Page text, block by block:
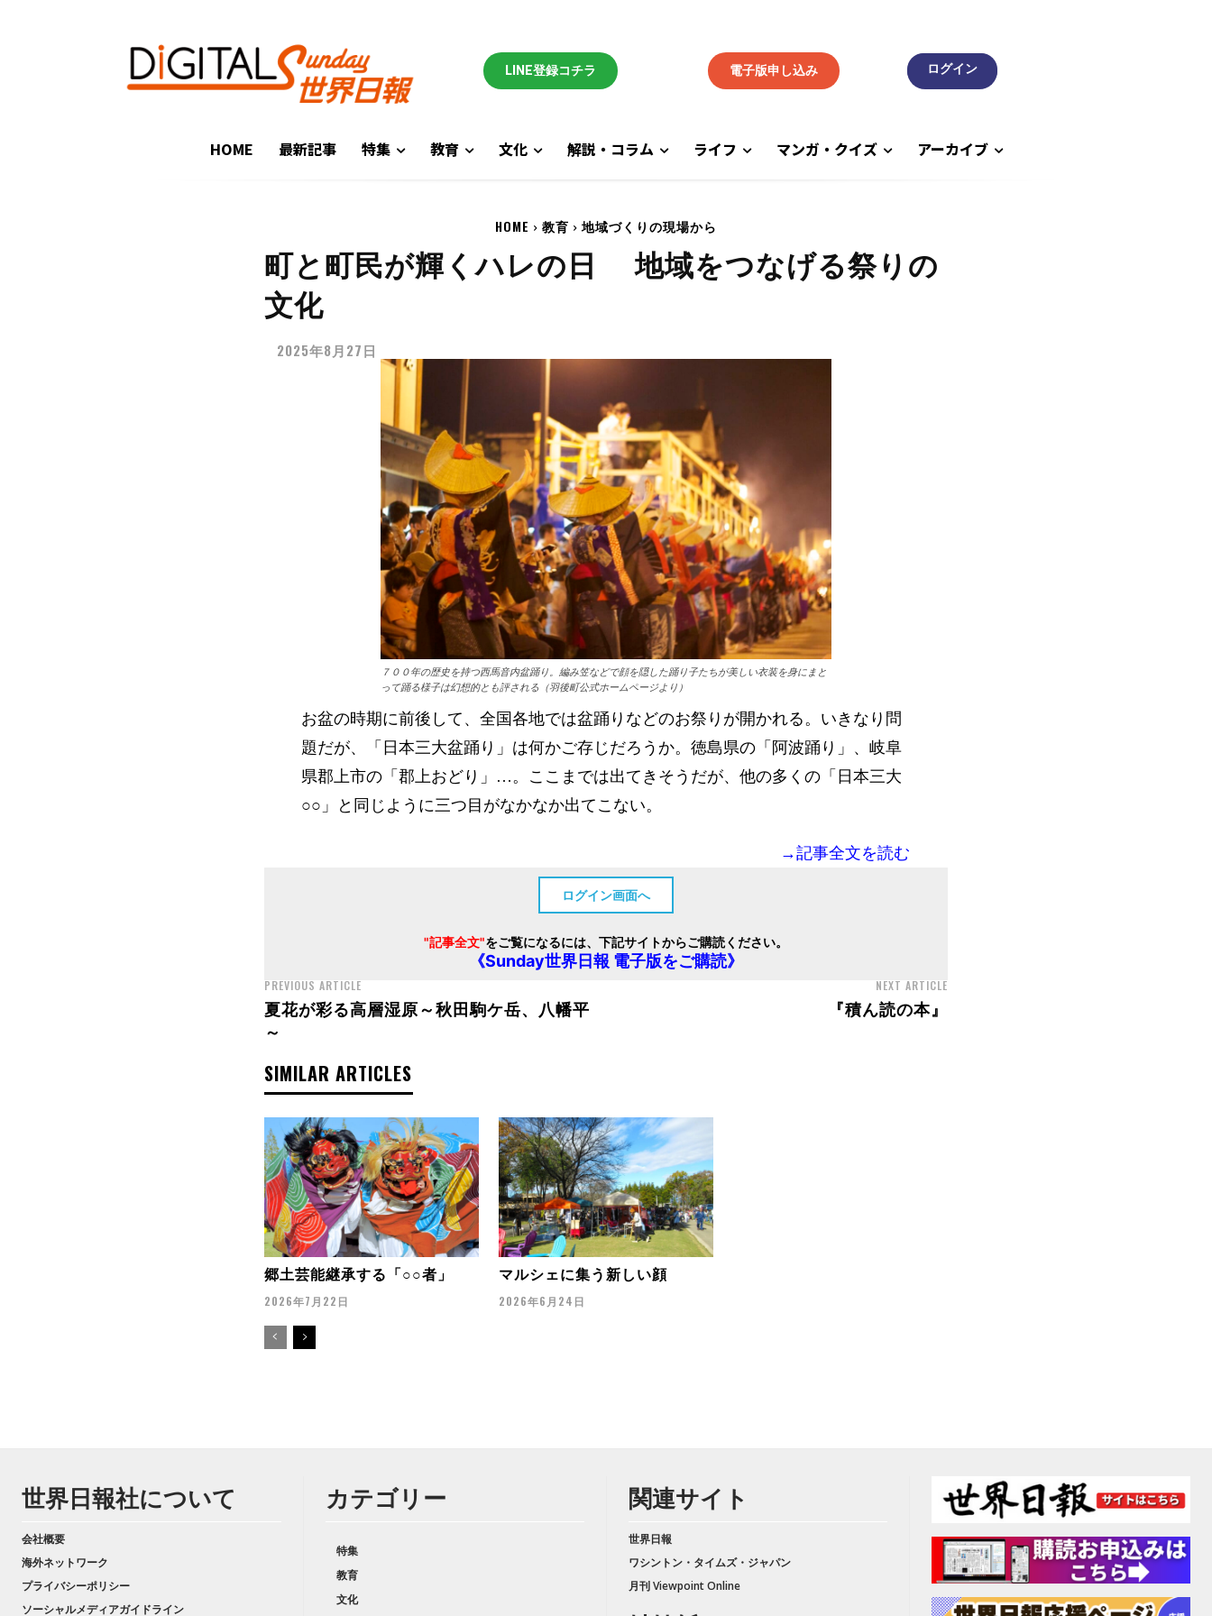
LINE登録コチラ 電子版申し込み
HOME 最新記事 特集 教育 文化 解説・コラム ライフ マンガ・クイズ アーカイブ
HOME 教育 地域づくりの現場から
町と町民が輝くハレの日 地域をつなげる祭りの
文化
2025年8月27日
７００年の歴史を持つ西馬音内盆踊り。編み笠などで顔を隠した踊り子たちが美しい衣装を身にまと
って踊る様子は幻想的とも評される（羽後町公式ホームページより）
お盆の時期に前後して、全国各地では盆踊りなどのお祭りが開かれる。いきなり問
題だが、「日本三大盆踊り」は何かご存じだろうか。徳島県の「阿波踊り」、岐阜
県郡上市の「郡上おどり」…。ここまでは出てきそうだが、他の多くの「日本三大
○○」と同じように三つ目がなかなか出てこない。
→記事全文を読む
ログイン画面へ
"記事全文"をご覧になるには、下記サイトからご購読ください。
《Sunday世界日報 電子版をご購読》
PREVIOUS ARTICLE
夏花が彩る高層湿原～秋田駒ケ岳、八幡平
～
NEXT ARTICLE
『積ん読の本』
SIMILAR ARTICLES
郷土芸能継承する「○○者」
2026年7月22日
マルシェに集う新しい顔
2026年6月24日
世界日報社について
会社概要
海外ネットワーク
プライバシーポリシー
ソーシャルメディアガイドライン
カテゴリー
特集
教育
文化
関連サイト
世界日報
ワシントン・タイムズ・ジャパン
月刊 Viewpoint Online